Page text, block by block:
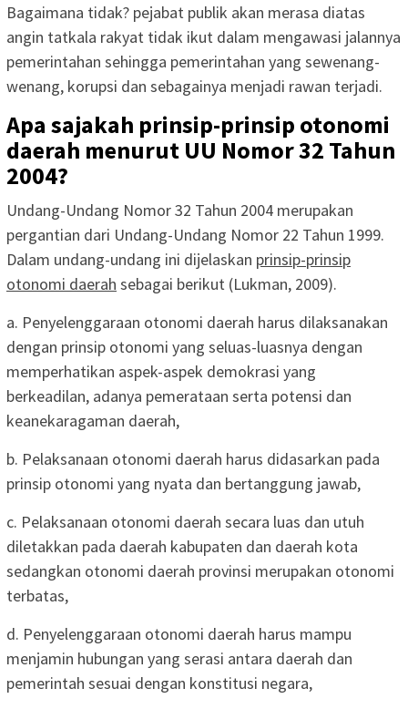
Bagaimana tidak? pejabat publik akan merasa diatas
angin tatkala rakyat tidak ikut dalam mengawasi jalannya
pemerintahan sehingga pemerintahan yang sewenang-
wenang, korupsi dan sebagainya menjadi rawan terjadi.
Apa sajakah prinsip-prinsip otonomi
daerah menurut UU Nomor 32 Tahun
2004?
Undang-Undang Nomor 32 Tahun 2004 merupakan
pergantian dari Undang-Undang Nomor 22 Tahun 1999.
Dalam undang-undang ini dijelaskan prinsip-prinsip
otonomi daerah sebagai berikut (Lukman, 2009).
a. Penyelenggaraan otonomi daerah harus dilaksanakan
dengan prinsip otonomi yang seluas-luasnya dengan
memperhatikan aspek-aspek demokrasi yang
berkeadilan, adanya pemerataan serta potensi dan
keanekaragaman daerah,
b. Pelaksanaan otonomi daerah harus didasarkan pada
prinsip otonomi yang nyata dan bertanggung jawab,
c. Pelaksanaan otonomi daerah secara luas dan utuh
diletakkan pada daerah kabupaten dan daerah kota
sedangkan otonomi daerah provinsi merupakan otonomi
terbatas,
d. Penyelenggaraan otonomi daerah harus mampu
menjamin hubungan yang serasi antara daerah dan
pemerintah sesuai dengan konstitusi negara,